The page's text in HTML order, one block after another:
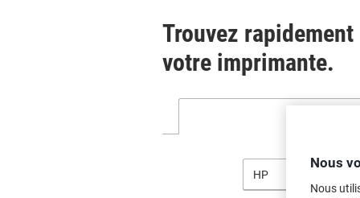
Trouvez
votre imprimante.
HP
Nous
Nous